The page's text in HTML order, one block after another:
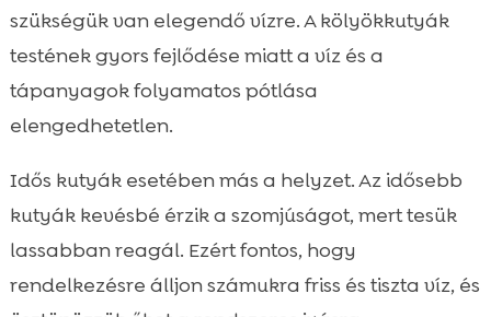
szükségük van elegendő vízre. A kölyökkutyák
testének gyors fejlődése miatt a víz és a
tápanyagok folyamatos pótlása
elengedhetetlen.
Idős kutyák esetében más a helyzet. Az idősebb
kutyák kevésbé érzik a szomjúságot, mert tesük
lassabban reagál. Ezért fontos, hogy
rendelkezésre álljon számukra friss és tiszta víz, és